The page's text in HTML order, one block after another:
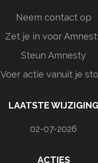
Neem contact op
Zet je in voor
Steun Amnesty
Voer actie vanuit je
LAATSTE WIJZIGING
02-07-2026
ACTIES